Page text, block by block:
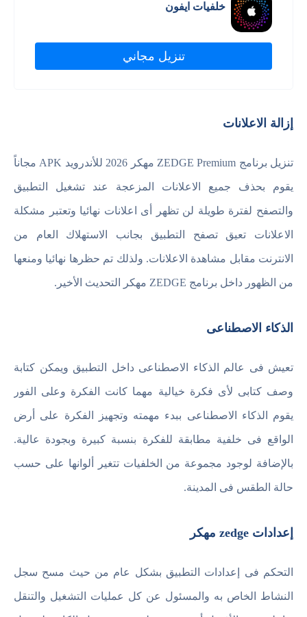
خلفيات ايفون
تنزيل مجاني
إزالة الاعلانات
تنزيل برنامج ZEDGE Premium مهكر 2026 للأندرويد APK مجاناً
يقوم بحذف جميع الاعلانات المزعجة عند تشغيل التطبيق
والتصفح لفترة طويلة لن تظهر أى اعلانات نهائيا وتعتبر مشكلة
الاعلانات تعيق تصفح التطبيق بجانب الاستهلاك العام من
الانترنت مقابل مشاهدة الاعلانات. ولذلك تم حظرها نهائيا ومنعها
من الظهور داخل برنامج ZEDGE مهكر التحديث الأخير.
الذكاء الاصطناعى
تعيش فى عالم الذكاء الاصطناعى داخل التطبيق ويمكن كتابة
وصف كتابى لأى فكرة خيالية مهما كانت الفكرة وعلى الفور
يقوم الذكاء الاصطناعى ببدء مهمته وتجهيز الفكرة على أرض
الواقع فى خلفية مطابقة للفكرة بنسبة كبيرة وبجودة عالية.
بالإضافة لوجود مجموعة من الخلفيات تتغير ألوانها على حسب
حالة الطقس فى المدينة.
إعدادات zedge مهكر
التحكم فى إعدادات التطبيق بشكل عام من حيث مسح سجل
النشاط الخاص به والمسئول عن كل عمليات التشغيل والتنقل